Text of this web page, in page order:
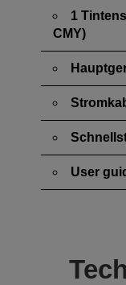
1
CMY)
User